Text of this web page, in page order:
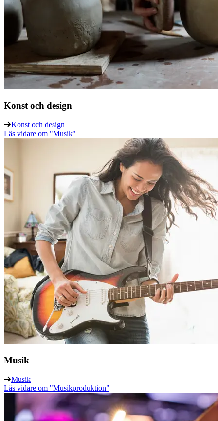
Konst och design
Konst och design
Läs vidare om "Musik"
Musik
Musik
Läs vidare om "Musikproduktion"